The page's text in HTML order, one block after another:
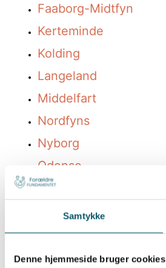
Samtykke
Denne hjemmeside bruger cookies
Faaborg-Midtfyn
Kerteminde
Kolding
Langeland
Middelfart
Nordfyns
Nyborg
Odense
Svendborg
Sønderborg
Tønder
Varde